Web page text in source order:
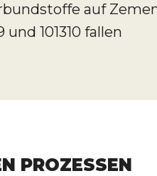
auf
101310 fallen
PROZESSEN